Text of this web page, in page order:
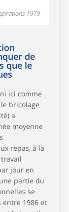
1979-
de
que le
ici comme
bricolage
a
moyenne
repas, à la
jour en
partie du
se
entre 1986 et